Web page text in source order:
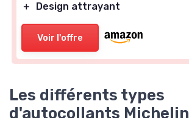
＋
Design attrayant
Voir l'offre
Les différents types
d'autocollants Michelin